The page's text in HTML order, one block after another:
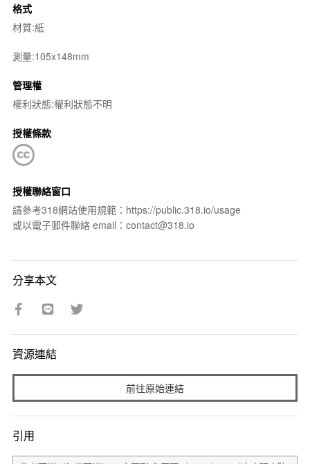
格式
材質:紙
測量:105x148mm
管理權
權利狀態:權利狀態不明
授權條款
授權聯絡窗口
請參考318網站使用規範：https://public.318.io/usage
或以電子郵件聯絡 email：contact@318.io
分享本文
資源連結
前往原始連結
引用